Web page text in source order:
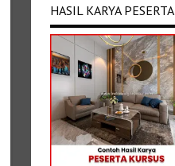
HASIL KARYA PESERTA